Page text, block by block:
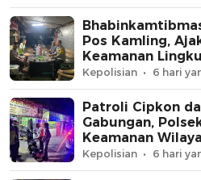
Pos Kamling,
Keamanan
Jaga Jakarta+
Kepolisian 6 hari
Patroli Cipkon
Gabungan,
Keamanan
Kepolisian 6 hari